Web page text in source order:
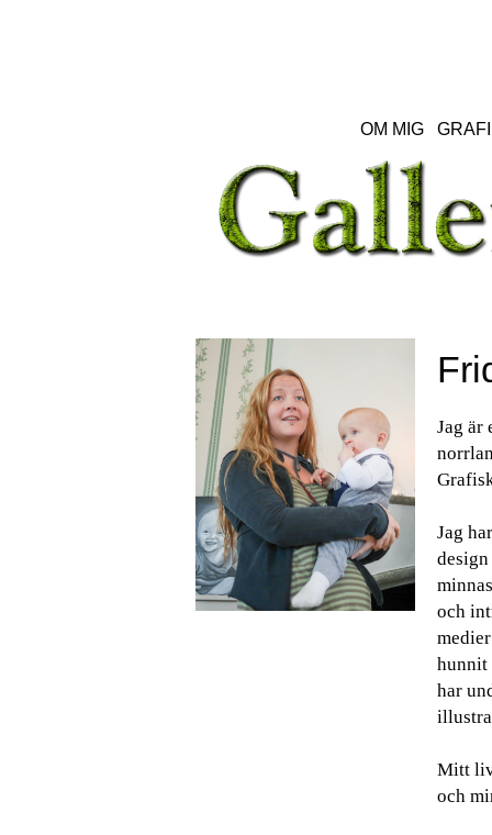
OM MIG
Jag är
Jag
design
och
hunnit
har
Mitt
och